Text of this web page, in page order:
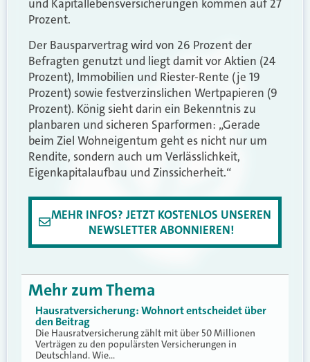
und Kapitallebensversicherungen kommen auf 27
Prozent.
Der Bausparvertrag wird von 26 Prozent der
Befragten genutzt und liegt damit vor Aktien (24
Prozent), Immobilien und Riester-Rente (je 19
Prozent) sowie festverzinslichen Wertpapieren (9
Prozent). König sieht darin ein Bekenntnis zu
planbaren und sicheren Sparformen: „Gerade
beim Ziel Wohneigentum geht es nicht nur um
Rendite, sondern auch um Verlässlichkeit,
Eigenkapitalaufbau und Zinssicherheit.“
MEHR INFOS? JETZT KOSTENLOS UNSEREN
NEWSLETTER ABONNIEREN!
Mehr zum Thema
Hausratversicherung: Wohnort entscheidet über
den Beitrag
Die Hausratversicherung zählt mit über 50 Millionen
Verträgen zu den populärsten Versicherungen in
Deutschland. Wie…